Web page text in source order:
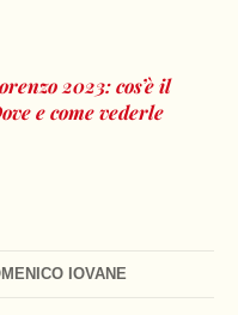
IOVANE
2023: cos’è il
e come vederle